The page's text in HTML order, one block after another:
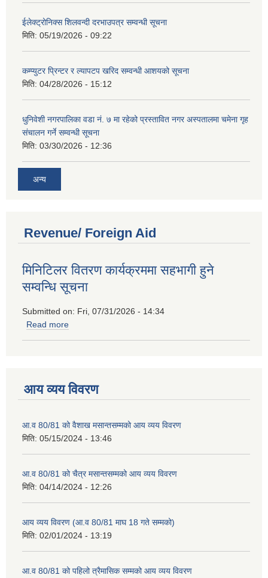
ईलेक्ट्रोनिक्स शिलवन्दी दरभाउपत्र सम्वन्धी सूचना
मिति: 05/19/2026 - 09:22
कम्प्युटर प्रिन्टर र ल्यापटप खरिद सम्वन्धी आशयको सूचना
मिति: 04/28/2026 - 15:12
धुनिवेशी नगरपालिका वडा नं. ७ मा रहेको प्रस्तावित नगर अस्पतालमा चमेना गृह
संचालन गर्ने सम्वन्धी सूचना
मिति: 03/30/2026 - 12:36
अन्य
Revenue/ Foreign Aid
मिनिटिलर वितरण कार्यक्रममा सहभागी हुने
सम्वन्धि सूचना
Submitted on: Fri, 07/31/2026 - 14:34
Read more
आय व्यय विवरण
आ.व 80/81 को वैशाख मसान्तसम्मको आय व्यय विवरण
मिति: 05/15/2024 - 13:46
आ.व 80/81 को चैत्र मसान्तसम्मको आय व्यय विवरण
मिति: 04/14/2024 - 12:26
आय व्यय विवरण (आ.व 80/81 माघ 18 गते सम्मको)
मिति: 02/01/2024 - 13:19
आ.व 80/81 को पहिलो त्रैमासिक सम्मको आय व्यय विवरण